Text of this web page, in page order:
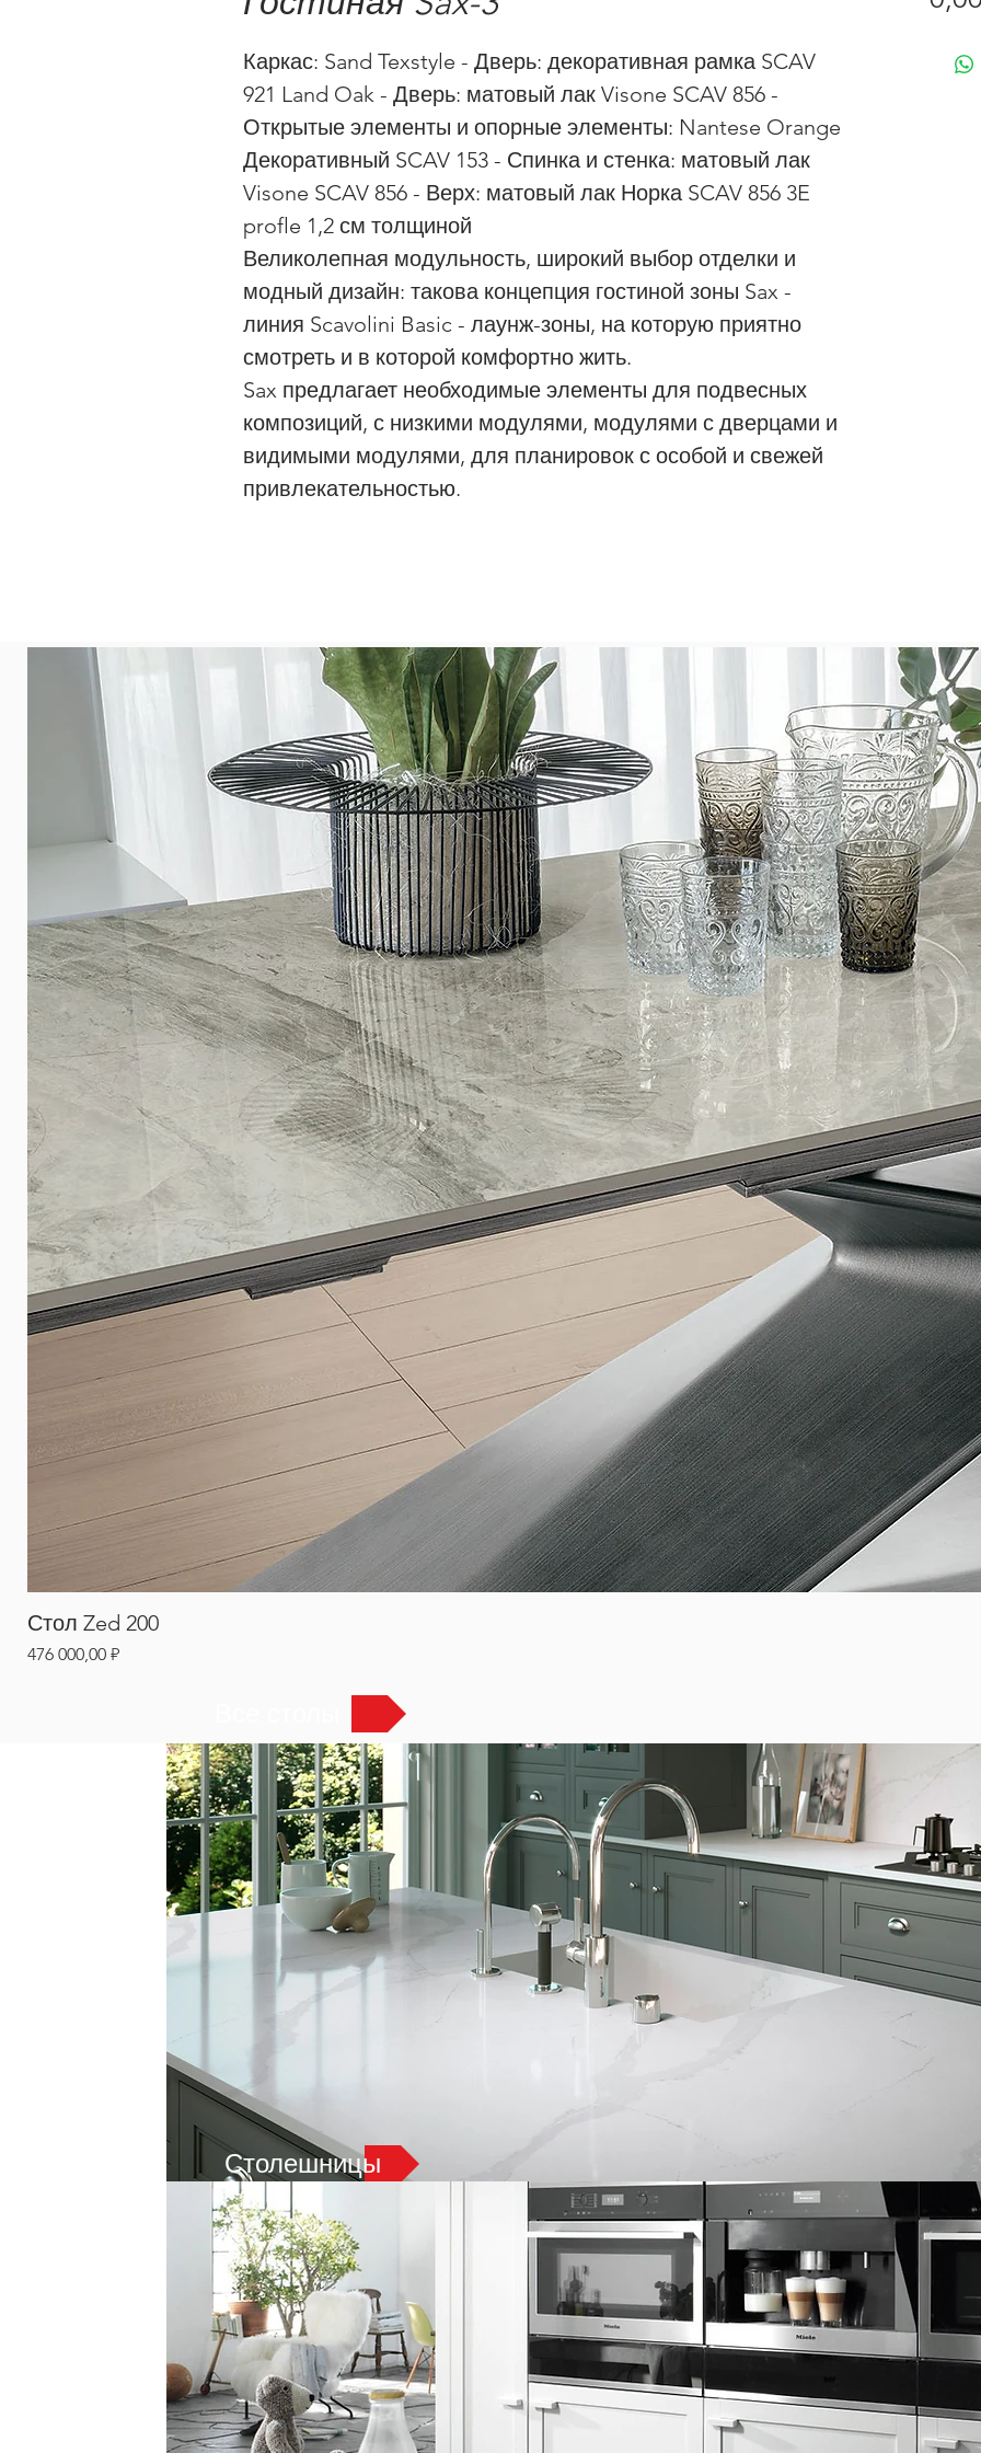
Каркас: Sand Texstyle - Дверь: декоративная рамка SCAV
921 Land Oak - Дверь: матовый лак Visone SCAV 856 -
Открытые элементы и опорные элементы: Nantese Orange
Декоративный SCAV 153 - Спинка и стенка: матовый лак
Visone SCAV 856 - Верх: матовый лак Норка SCAV 856 3E
profle 1,2 см толщиной
Великолепная модульность, широкий выбор отделки и
модный дизайн: такова концепция гостиной зоны Sax -
линия Scavolini Basic - лаунж-зоны, на которую приятно
смотреть и в которой комфортно жить.
Sax предлагает необходимые элементы для подвесных
композиций, с низкими модулями, модулями с дверцами и
видимыми модулями, для планировок с особой и свежей
привлекательностью.
Стол Zed 200
Цена
476 000,00 ₽
Столешницы